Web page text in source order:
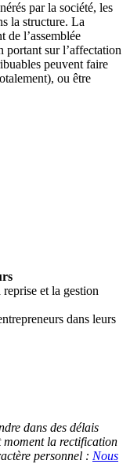
par la société, les
la structure. La
de l’assemblée
portant sur l’affectation
peuvent faire
ou être
et la gestion
dans leurs
dans des délais
moment la rectification
personnel : Nous